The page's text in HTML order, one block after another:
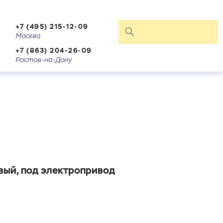
+7 (495) 215-12-09
Москва
+7 (863) 204-26-09
Ростов-на-Дону
под электропривод